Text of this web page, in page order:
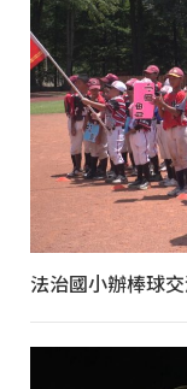
法治國小辦棒球